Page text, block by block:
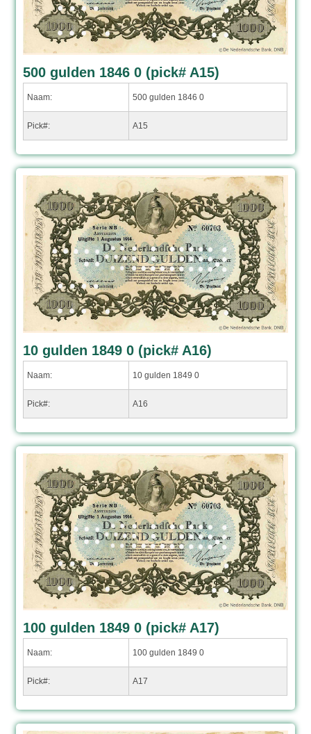
500 gulden 1846 0 (pick# A15)
Naam: 500 gulden 1846 0
Pick#: A15
10 gulden 1849 0 (pick# A16)
Naam: 10 gulden 1849 0
Pick#: A16
100 gulden 1849 0 (pick# A17)
Naam: 100 gulden 1849 0
Pick#: A17